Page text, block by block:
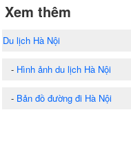
Xem thêm
Du lịch Hà Nội
- Hình ảnh du lịch Hà Nội
- Bản đồ đường đi Hà Nội